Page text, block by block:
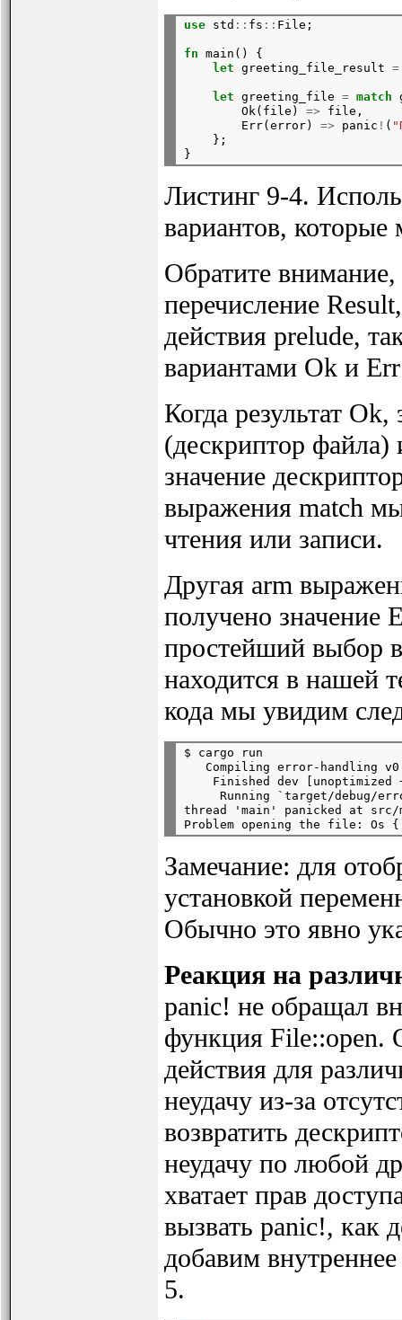
use std :: fs :: File;
fn main() {
let greeting_file_result =
let greeting_file = match
        Ok(file)
=> file,
        Err(error)
=> panic ! (
    };
Листинг 9-4.
вариантов,
Обратите
перечисление
действия prelude,
вариантами Ok и
Когда результат
(дескриптор файла)
значение
выражения match
чтения или записи.
Другая arm
получено значение
простейший выбор
находится в нашей
кода мы увидим
$ cargo run
Compiling error-handling
Finished dev [unoptimized
Running `target/debug/
thread 'main' panicked at src/
Замечание: для
установкой
Обычно это явно
Реакция на
panic! не обращал
функция File::open.
действия для
неудачу из-за
возвратить
неудачу по любой
хватает прав
вызвать panic!, как
добавим
5.